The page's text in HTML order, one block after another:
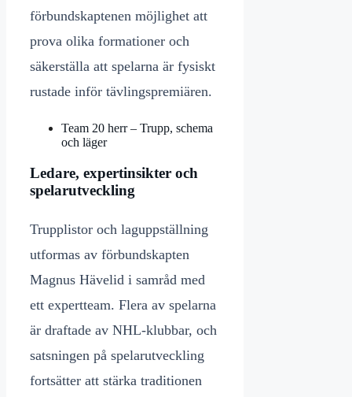
förbundskaptenen möjlighet att
prova olika formationer och
säkerställa att spelarna är fysiskt
rustade inför tävlingspremiären.
Team 20 herr – Trupp, schema
och läger
Ledare, expertinsikter och
spelarutveckling
Trupplistor och laguppställning
utformas av förbundskapten
Magnus Hävelid i samråd med
ett expertteam. Flera av spelarna
är draftade av NHL-klubbar, och
satsningen på spelarutveckling
fortsätter att stärka traditionen